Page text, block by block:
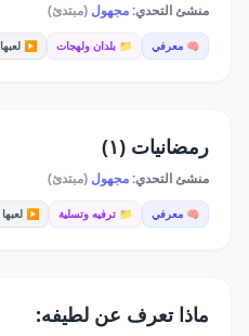
منشئ التحدي:مجهول (مبتدئ)
🧠 معرفي 📁 بلدان ولهجات ▶️ لعبها 919
رمضانيات (١)
منشئ التحدي:مجهول (مبتدئ)
🧠 معرفي 📁 ترفيه وتسلية ▶️ لعبها 72
ماذا تعرف عن لطيفه: